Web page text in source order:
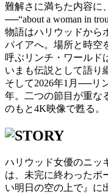
難解さに満ちた内容に
──“about a woman in
物語はハリウッドから
パイアへ。場所と時空
呼ぶリンチ・ワールド
いまも伝説として語り
そして2026年1月──リ
年。二つの節目が重な
のもと4K映像で甦る。
ハリウッド女優のニッ
は、未完に終わったポ
い明日の空の上で』に